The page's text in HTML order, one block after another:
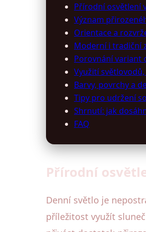
Přírodní osvětlení
Význam
Orientace a
Moderní i tradiční
Porovnání variant
Využití
Barvy, povrchy a
Tipy pro udržení
Shrnutí: jak
FAQ
Přírodní
Denní světlo je
příležitost využít